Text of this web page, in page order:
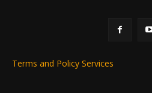
Terms and Policy Services